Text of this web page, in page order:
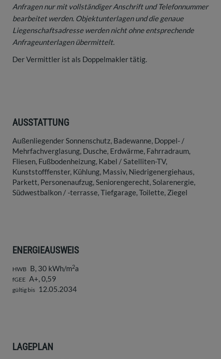
Anfragen nur mit vollständiger Anschrift und Telefonnummer
bearbeitet werden. Objektunterlagen und die genaue
Liegenschaftsadresse werden nicht ohne entsprechende
Anfrageunterlagen übermittelt.
Der Vermittler ist als Doppelmakler tätig.
AUSSTATTUNG
Außenliegender Sonnenschutz Badewanne Doppel- /
Mehrfachverglasung Dusche Erdwärme Fahrradraum
Fliesen Fußbodenheizung Kabel / Satelliten-TV
Kunststofffenster Kühlung Massiv Niedrigenergiehaus
Parkett Personenaufzug Seniorengerecht Solarenergie
Südwestbalkon / -terrasse Tiefgarage Toilette Ziegel
ENERGIEAUSWEIS
HWB B, 30 kWh/m2a
fGEE A+, 0,59
gültig bis 12.05.2034
LAGEPLAN